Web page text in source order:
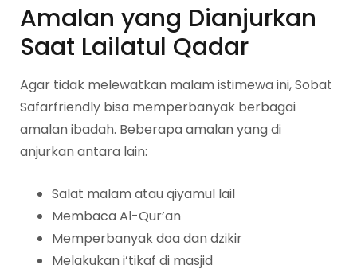
Amalan yang Dianjurkan
Saat Lailatul Qadar
Agar tidak melewatkan malam istimewa ini, Sobat
Safarfriendly bisa memperbanyak berbagai
amalan ibadah. Beberapa amalan yang di
anjurkan antara lain:
Salat malam atau qiyamul lail
Membaca Al-Qur’an
Memperbanyak doa dan dzikir
Melakukan i’tikaf di masjid